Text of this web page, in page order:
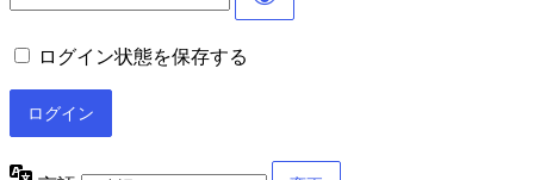
ログイン状態を保存する